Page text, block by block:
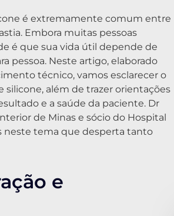
é extremamente comum entre
Embora muitas pessoas
é que sua vida útil depende de
pessoa. Neste artigo, elaborado
técnico, vamos esclarecer o
além de trazer orientações
e a saúde da paciente. Dr
de Minas e sócio do Hospital
neste tema que desperta tanto
e